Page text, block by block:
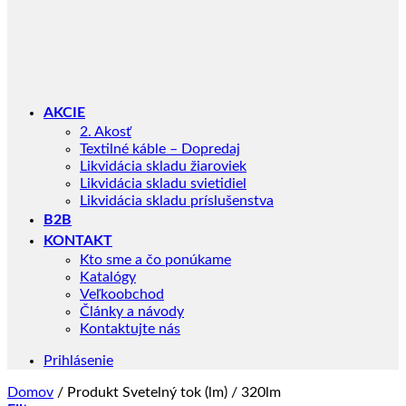
AKCIE
2. Akosť
Textilné káble – Dopredaj
Likvidácia skladu žiaroviek
Likvidácia skladu svietidiel
Likvidácia skladu príslušenstva
B2B
KONTAKT
Kto sme a čo ponúkame
Katalógy
Veľkoobchod
Články a návody
Kontaktujte nás
Prihlásenie
Domov / Produkt Svetelný tok (lm) / 320lm